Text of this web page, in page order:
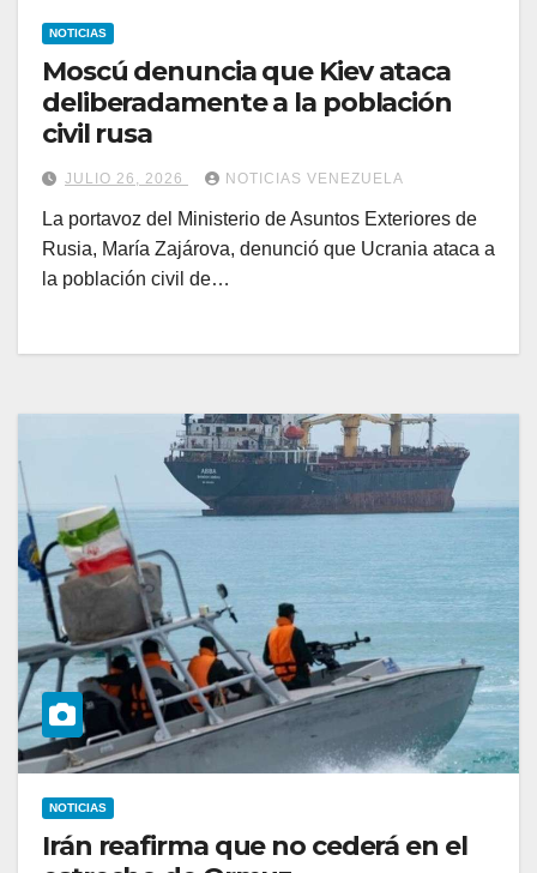
NOTICIAS
Moscú denuncia que Kiev ataca
deliberadamente a la población
civil rusa
JULIO 26, 2026 NOTICIAS VENEZUELA
La portavoz del Ministerio de Asuntos Exteriores de
Rusia, María Zajárova, denunció que Ucrania ataca a
la población civil de…
NOTICIAS
Irán reafirma que no cederá en el